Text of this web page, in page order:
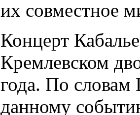
их совместное
Концерт
Кремлевском
года. По словам
данному